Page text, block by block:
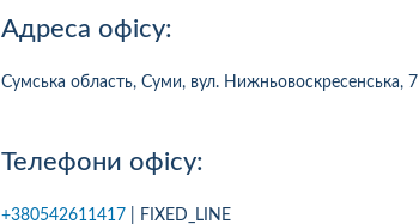
Оцінка: 10 05.08.2026 19:00
Оформлював сьогодні
Адреса офісу:
Сумська область, Суми, вул. Нижньовоскресенська, 7
Телефони офісу:
+380542611417 | FIXED_LINE